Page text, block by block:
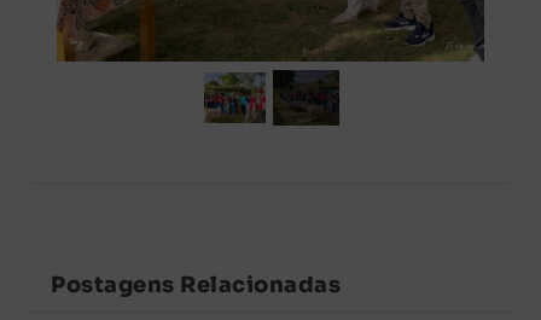
Postagens Relacionadas